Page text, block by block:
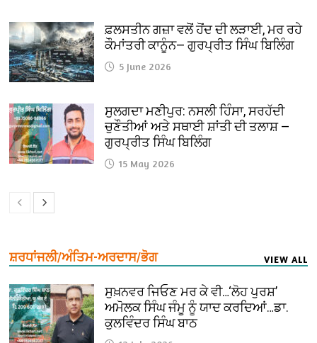
ਫ਼ਲਸਤੀਨ ਗਜ਼ਾ ਵਲੋਂ ਹੋਂਦ ਦੀ ਲੜਾਈ, ਮਰ ਰਹੇ
ਕੌਮਾਂਤਰੀ ਕਾਨੂੰਨ— ਗੁਰਪ੍ਰੀਤ ਸਿੰਘ ਬਿਲਿੰਗ
5 June 2026
ਸੁਲਗਦਾ ਮਣੀਪੁਰ: ਨਸਲੀ ਹਿੰਸਾ, ਸਰਹੱਦੀ
ਚੁਣੌਤੀਆਂ ਅਤੇ ਸਥਾਈ ਸ਼ਾਂਤੀ ਦੀ ਤਲਾਸ਼ —
ਗੁਰਪ੍ਰੀਤ ਸਿੰਘ ਬਿਲਿੰਗ
15 May 2026
ਸ਼ਰਧਾਂਜਲੀ/ਅੰਤਿਮ-ਅਰਦਾਸ/ਭੋਗ VIEW ALL
ਸੁਖ਼ਨਵਰ ਜਿਓਣ ਮਰ ਕੇ ਵੀ…‘ਲੋਹ ਪੁਰਸ਼’
ਅਮੋਲਕ ਸਿੰਘ ਜੰਮੂ ਨੂੰ ਯਾਦ ਕਰਦਿਆਂ…ਡਾ.
ਕੁਲਵਿੰਦਰ ਸਿੰਘ ਬਾਠ